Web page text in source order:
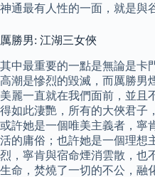
神通最有人性的一面，就是與
厲勝男: 江湖三女俠
其中最重要的一點是無論是卡
高潮是慘烈的毀滅，而厲勝男
美麗一直就在我們面前，並且
得如此淒艷，所有的大俠君子
或許她是一個唯美主義者，寧
活的庸俗；也許她是一個理想
烈，寧肯與宿命煙消雲散，也
生命，焚燒了一切的不公，融